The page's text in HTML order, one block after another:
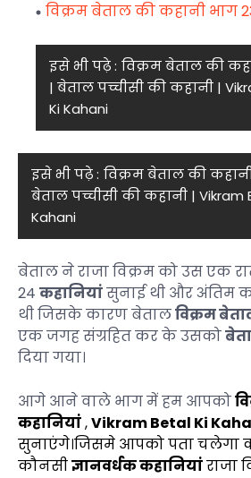
विक्रम बेताल की कहानी भाग
इसे भी पढ़े : विक्रम बेताल की
| बेताल पच्चीसी की कहानी |
Ki Kahani
इसे भी पढ़े : विक्रम बेताल की
बेताल पच्चीसी की कहानी | Vikram
Kahani
बेताल ने राजा विक्रम को उस एक
24 कहानियांसुनाई थी और अंतिम
थी जिसके कारण बेतालविक्रम
एक जगह संग्रहित कर के उसको
दिया गया।
आगे आने वाले भाग में हम आपको
कहानियां,Vikram Betal Ki
सुनाएंगे।जिसमे आपको पता चलेगा
कौनसीज्ञानवर्धक कहानियांराजा